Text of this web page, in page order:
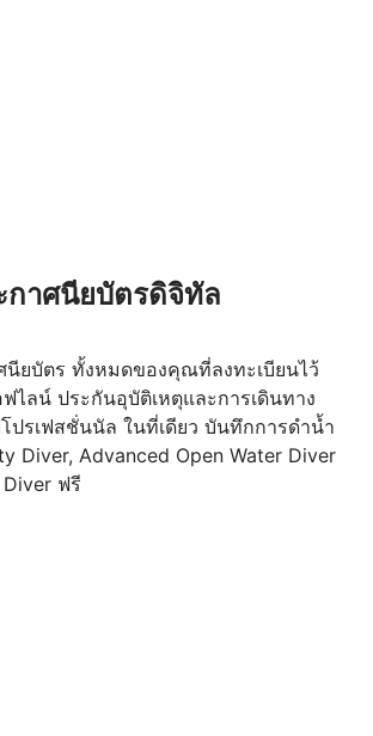
กาศนียบัตรดิจิทัล
นียบัตร ทั้งหมดของคุณที่ลงทะเบียนไว้
ลน์ ประกันอุบัติเหตุและการเดินทาง
รเฟสชั่นนัล ในที่เดียว บันทึกการดำน้ำ
Diver, Advanced Open Water Diver
ฟรี